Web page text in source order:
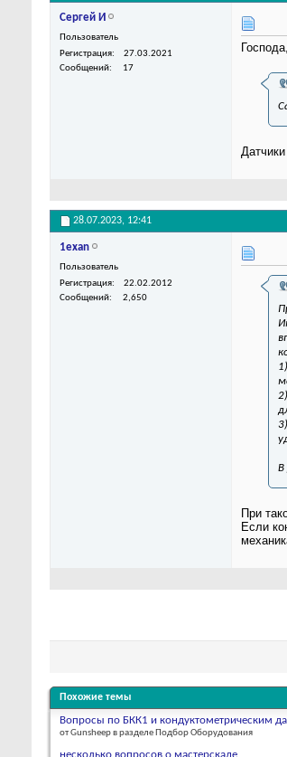
Сергей И
Пользователь
Регистрация
27.03.2021
Сообщений
17
28.07.2023, 12:41
1exan
Пользователь
Регистрация
22.02.2012
Сообщений
2,650
В
При
Если
Похожие темы
Вопросы по БКК1 и кондуктометрическим
от Gunsheep в разделе Подбор Оборудования